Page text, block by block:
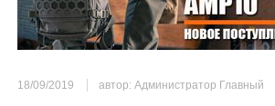
18/09/2019 автор: Администратор Главный